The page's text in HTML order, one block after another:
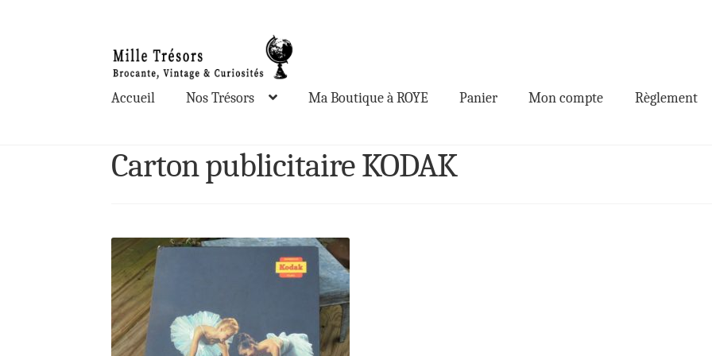
à
la
navigation
au
contenu
Accueil Nos Trésors Ma Boutique à ROYE Panier Mon compte Règlement
Carton publicitaire KODAK